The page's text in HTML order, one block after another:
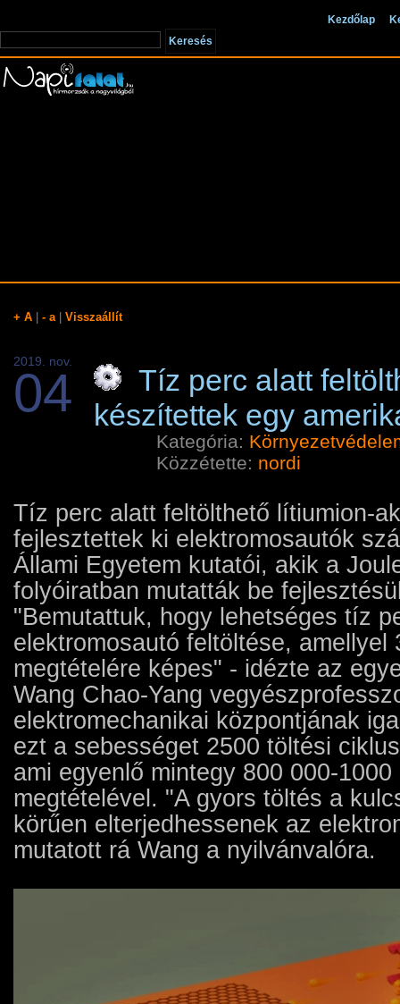
Kezdőlap
+ A - a| Visszaállít
2019. nov.
04
Tíz perc alatt
készítettek egy
Kategória:
Közzétette: nordi
Tíz perc alatt feltölthető lítiumion-
fejlesztettek ki elektromosautók
Állami Egyetem kutatói, akik a
folyóiratban mutatták be
"Bemutattuk, hogy lehetséges tíz
elektromosautó feltöltése, amellyel
megtételére képes" - idézte az
Wang Chao-Yang
elektromechanikai központjának
ezt a sebességet 2500 töltési
ami egyenlő mintegy 800 000-
megtételével. "A gyors töltés a
körűen elterjedhessenek az
mutatott rá Wang a nyilvánvalóra.